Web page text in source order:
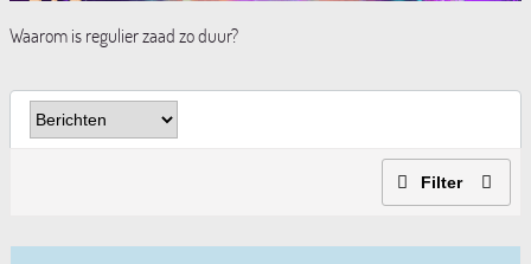
Waarom is regulier zaad zo duur?
Filter